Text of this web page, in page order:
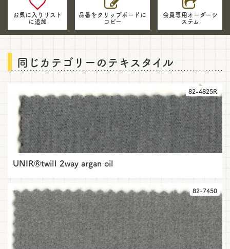
の
番・
報
問
活
用
く
だ
さ
い
お気に入りリスト
に追加
品番をクリップボードに
コピー
会員専用オーダーシ
ステム
同じカテゴリーのテキスタイル
82-4825R
UNIR®twill 2way argan oil
82-7450